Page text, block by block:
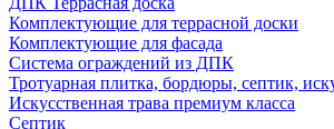
Комплектующие для террасной доски
Комплектующие для фасада
Система ограждений из ДПК
Тротуарная плитка, бордюры, септик,
Искусственная трава премиум класса
Септик